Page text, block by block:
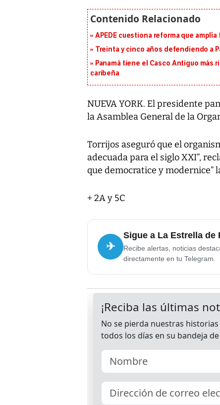
APEDE cuestiona reforma que
Treinta y cinco años defendiendo a
Panamá tiene el Casco Antiguo más
caribeña
NUEVA YORK. El presidente
la Asamblea General de la
Torrijos aseguró que el
adecuada para el siglo XXI”,
que democratice y modernice”
+ 2A y 5C
✈
Sigue a La Estrella de
Recibe alertas, noticias
directamente en tu Telegram.